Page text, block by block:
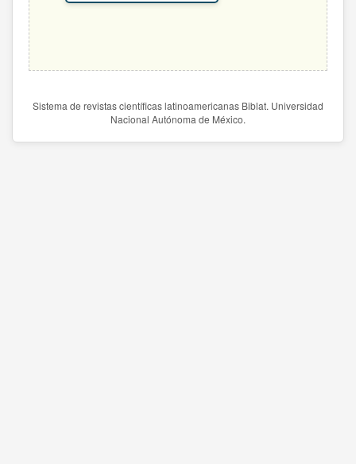
Sistema de revistas científicas latinoamericanas Biblat. Universidad
Nacional Autónoma de México.